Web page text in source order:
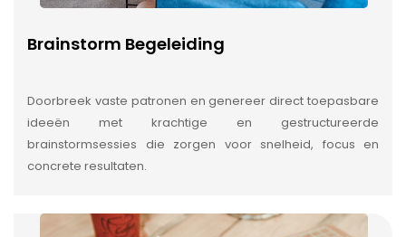
Brainstorm Begeleiding
Doorbreek vaste patronen en genereer direct toepasbare
ideeën met krachtige en gestructureerde
brainstormsessies die zorgen voor snelheid, focus en
concrete resultaten.